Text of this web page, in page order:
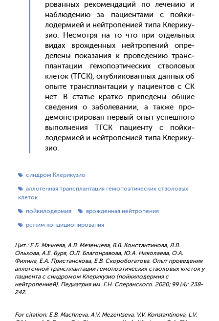
рован­ных ре­комен­да­ций по ле­чению и
наб­лю­дению за па­ци­ен­та­ми с пой­ки­
лодер­ми­ей и ней­тро­пени­ей ти­па Кле­рику­
зио. Нес­мотря на то что при от­дель­ных
ви­дах врож­денных ней­тро­пений оп­ре­
деле­ны по­каза­ния к про­веде­нию транс­
план­та­ции ге­мопо­эти­чес­ких ство­ловых
кле­ток (ТГСК), опуб­ли­кован­ных дан­ных об
опы­те транс­план­та­ции у па­ци­ен­тов с СК
нет. В статье крат­ко при­веде­ны об­щие
све­дения о за­боле­вании, а так­же про­
демонс­три­рован пер­вый опыт ус­пешно­го
вы­пол­не­ния ТГСК па­ци­ен­ту с пой­ки­
лодер­ми­ей и ней­тро­пени­ей ти­па Кле­рику­
зио.
синдром Клерикузио
аллогенная трансплантация гемопоэтических стволовых
клеток
пойкилодермия
врожденная нейтропения
режим кондиционирования
Цит.: Е.Б. Мачнева, А.В. Мезенцева, В.В. Константинова, Л.В.
Ольхова, А.Е. Буря, О.Л. Благонравова, Ю.А. Николаева, О.А.
Филина, Е.А. Пристанскова, Е.В. Скоробогатова. Опыт проведения
аллогенной трансплантации гемопоэтических стволовых клеток у
пациента с синдромом Клерикузио (пойкилодермия с
нейтропенией). Педиатрия им. Г.Н. Сперанского. 2020; 99 (4): 238-
242.
For citation: E.B. Machneva, A.V. Mezentseva, V.V. Konstantinova, L.V.